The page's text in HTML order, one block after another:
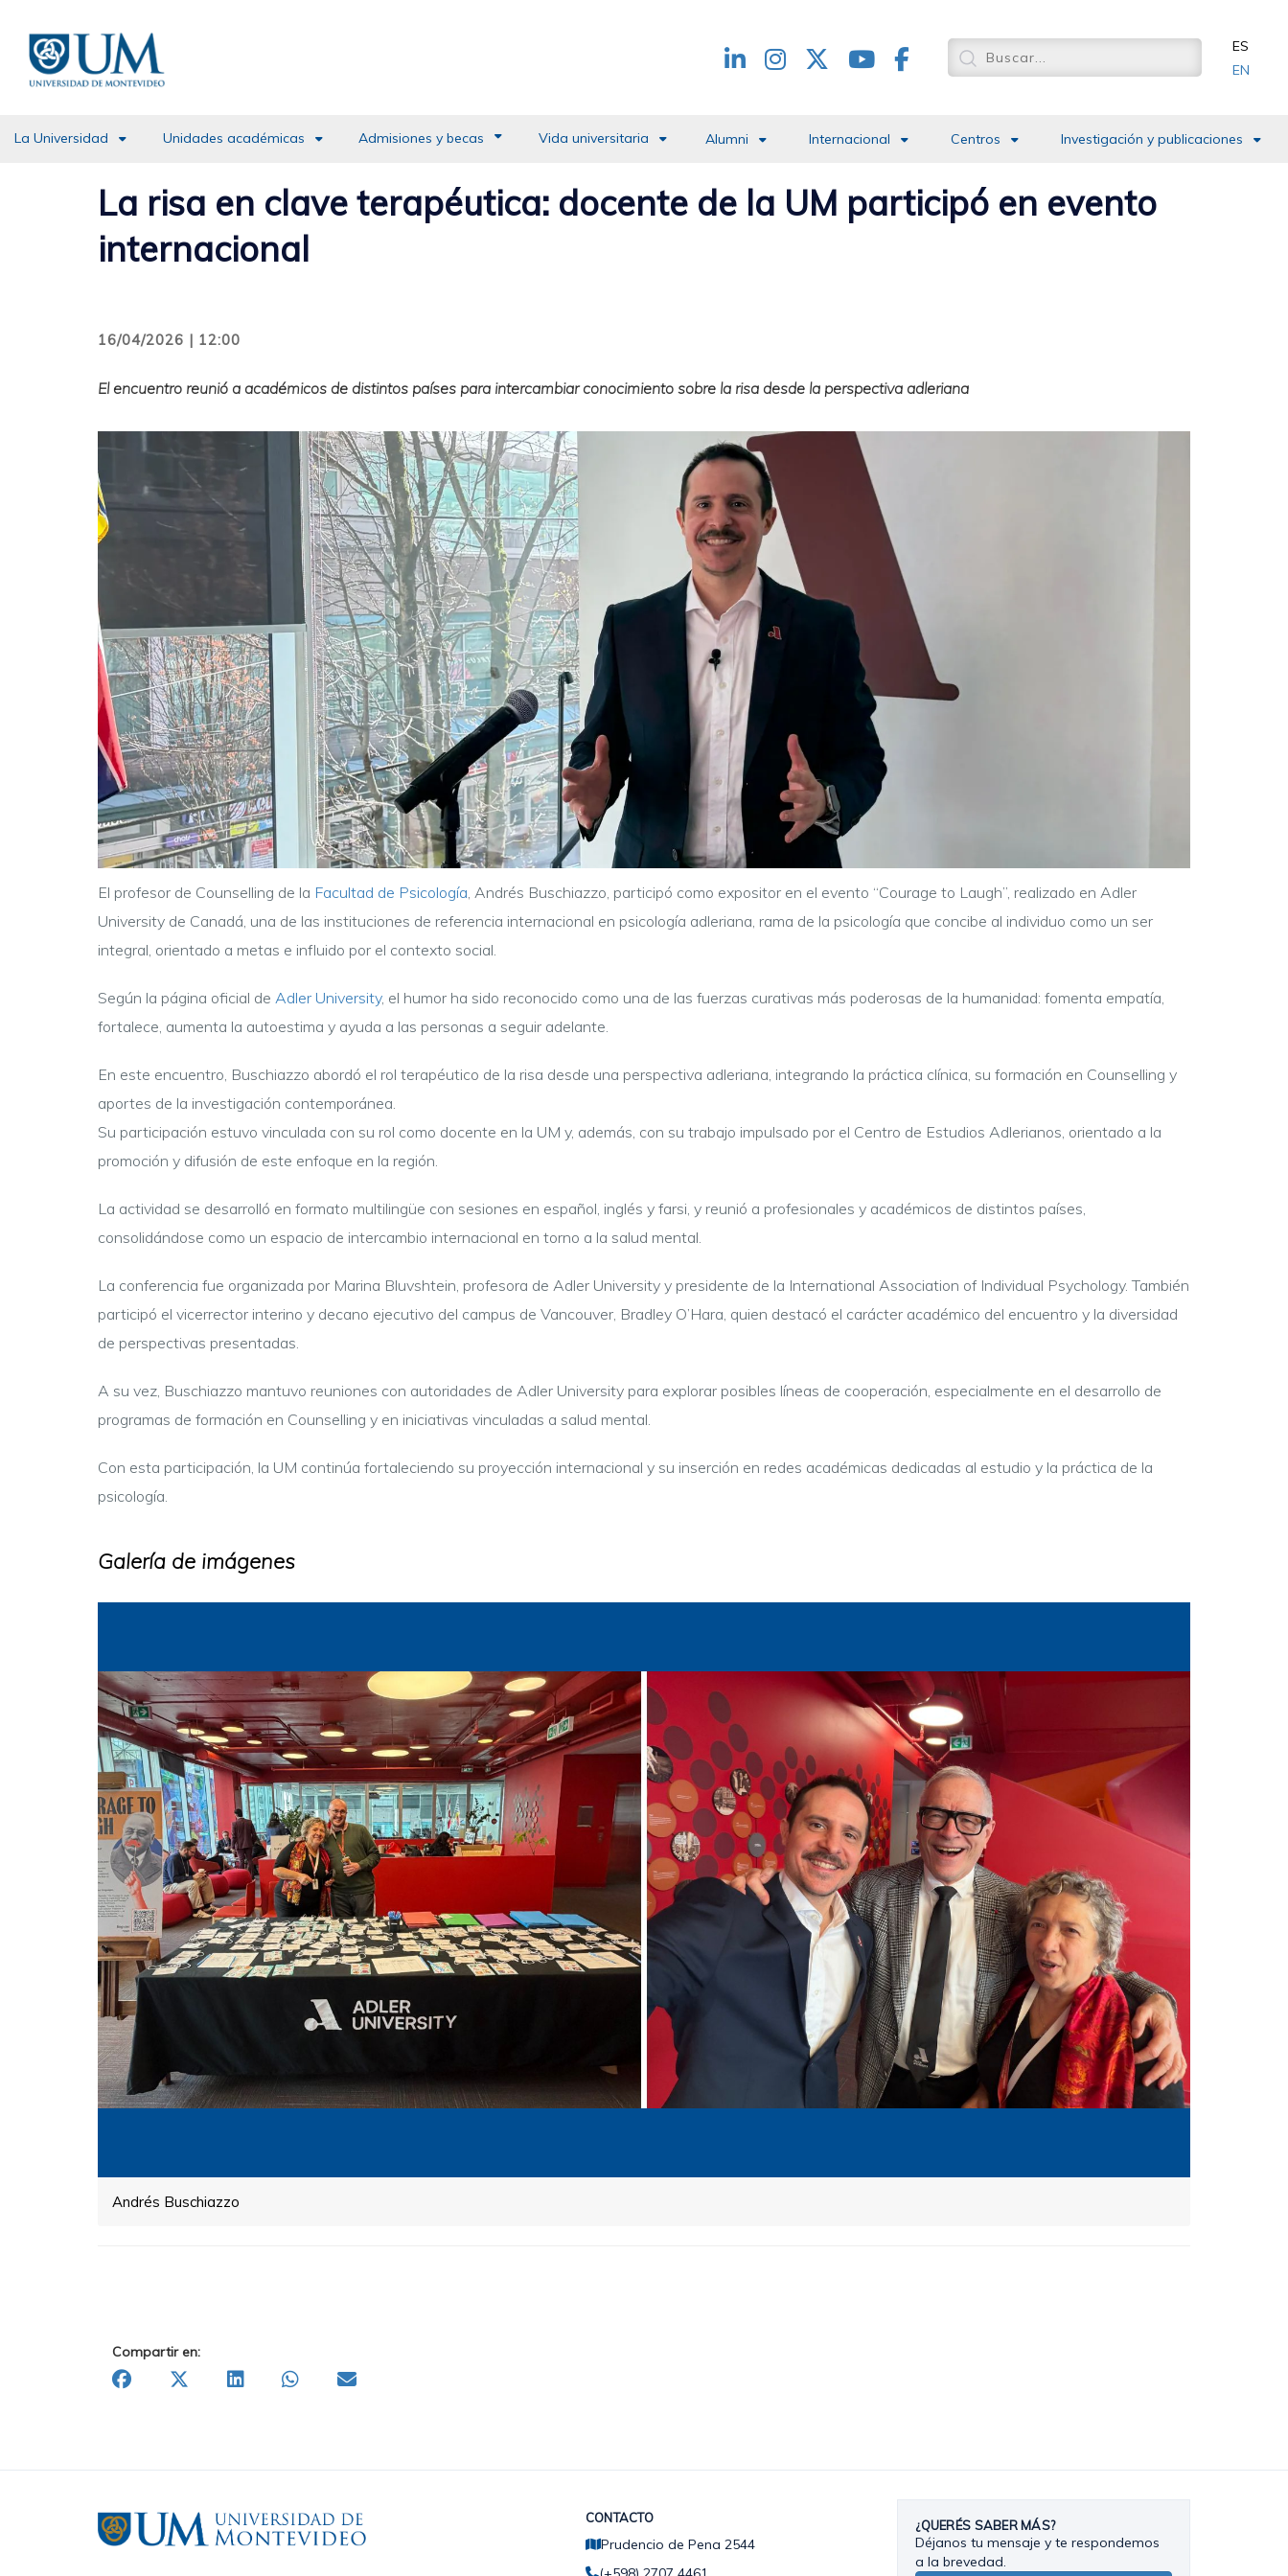
contenido
principal
Redes
ES
EN
La Universidad Unidades académicas Admisiones y becas Vida universitaria Alumni Internacional Centros Investigación y publicaciones
La risa en clave terapéutica: docente de la UM participó en evento
internacional
16/04/2026 | 12:00
El encuentro reunió a académicos de distintos países para intercambiar conocimiento sobre la risa desde la perspectiva adleriana
El profesor de Counselling de la Facultad de Psicología, Andrés Buschiazzo, participó como expositor en el evento “Courage to Laugh”, realizado en Adler
University de Canadá, una de las instituciones de referencia internacional en psicología adleriana, rama de la psicología que concibe al individuo como un ser
integral, orientado a metas e influido por el contexto social.
Según la página oficial de Adler University, el humor ha sido reconocido como una de las fuerzas curativas más poderosas de la humanidad: fomenta empatía,
fortalece, aumenta la autoestima y ayuda a las personas a seguir adelante.
En este encuentro, Buschiazzo abordó el rol terapéutico de la risa desde una perspectiva adleriana, integrando la práctica clínica, su formación en Counselling y
aportes de la investigación contemporánea.
Su participación estuvo vinculada con su rol como docente en la UM y, además, con su trabajo impulsado por el Centro de Estudios Adlerianos, orientado a la
promoción y difusión de este enfoque en la región.
La actividad se desarrolló en formato multilingüe con sesiones en español, inglés y farsi, y reunió a profesionales y académicos de distintos países,
consolidándose como un espacio de intercambio internacional en torno a la salud mental.
La conferencia fue organizada por Marina Bluvshtein, profesora de Adler University y presidente de la International Association of Individual Psychology. También
participó el vicerrector interino y decano ejecutivo del campus de Vancouver, Bradley O’Hara, quien destacó el carácter académico del encuentro y la diversidad
de perspectivas presentadas.
A su vez, Buschiazzo mantuvo reuniones con autoridades de Adler University para explorar posibles líneas de cooperación, especialmente en el desarrollo de
programas de formación en Counselling y en iniciativas vinculadas a salud mental.
Con esta participación, la UM continúa fortaleciendo su proyección internacional y su inserción en redes académicas dedicadas al estudio y la práctica de la
psicología.
Galería de imágenes
Andrés Buschiazzo
Compartir en:
CONTACTO
Prudencio de Pena 2544
¿QUERÉS SABER MÁS?
Déjanos tu mensaje y te respondemos
a la brevedad.